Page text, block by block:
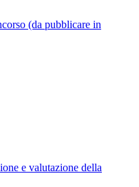
(da pubblicare in
e valutazione della